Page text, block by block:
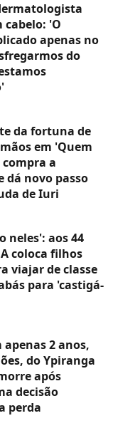
cabelo: 'O
apenas no
do
da fortuna de
em 'Quem
a
dá novo passo
de Iuri
neles': aos 44
coloca filhos
viajar de classe
para 'castigá-
2 anos,
do Ypiranga
após
decisão
perda